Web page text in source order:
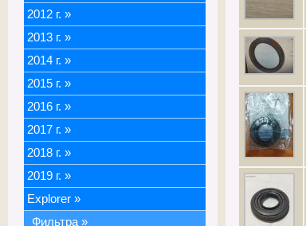
2012 г. »
2013 г. »
2014 г. »
2015 г. »
2016 г. »
2017 г. »
2018 г. »
2019 г. »
Explorer »
Фильтра »